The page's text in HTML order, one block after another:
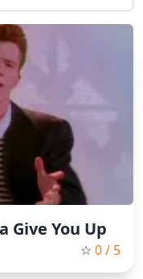
Give You Up
☆ 0/ 5